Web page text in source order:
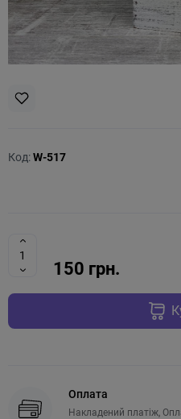
Код:W-517
150 грн.
Оплата
Накладений платіж,